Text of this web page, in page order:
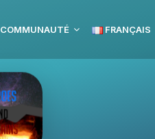
COMMUNAUTÉ FRANÇAIS